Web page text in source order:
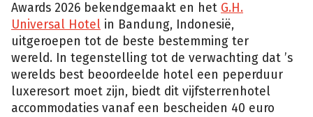
Awards 2026 bekendgemaakt en het G.H.
Universal Hotel in Bandung, Indonesië,
uitgeroepen tot de beste bestemming ter
wereld. In tegenstelling tot de verwachting dat ’s
werelds best beoordeelde hotel een peperduur
luxeresort moet zijn, biedt dit vijfsterrenhotel
accommodaties vanaf een bescheiden 40 euro